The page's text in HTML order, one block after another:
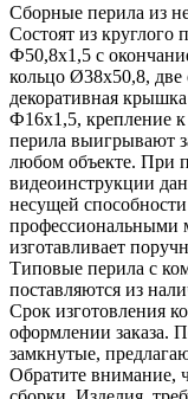
Сборные перила из
Состоят из круглого
Ф50,8х1,5 с
кольцо Ø38х50,8,
декоративная
Ф16х1,5, крепление
перила выигрывают
любом объекте. При
видеоинструкции
несущей
изготавливает
Типовые перила с
поставляются из
Срок изготовления
оформлении заказа.
замкнутые,
Обратите внимание,